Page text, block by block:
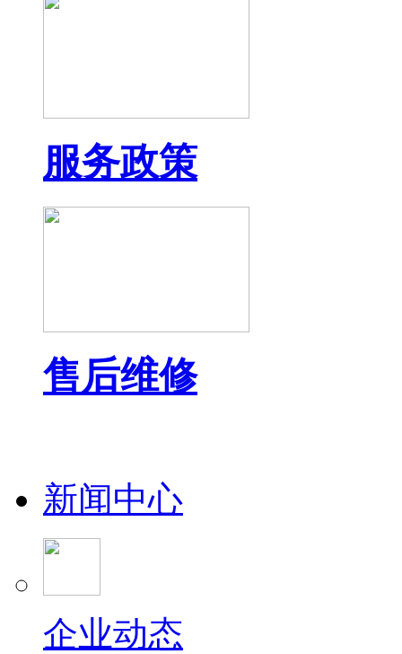
服务政策
售后维修
新闻中心
企业动态